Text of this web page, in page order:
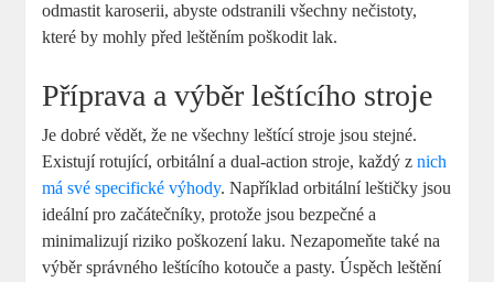
odmastit karoserii,​ abyste ​odstranili‌ všechny nečistoty,
⁢které ⁤by mohly před leštěním poškodit lak.
Příprava a výběr ⁣leštícího stroje
Je dobré vědět, že ne všechny leštící stroje ​jsou ‌stejné.
Existují rotující, orbitální a dual-action stroje,⁣ každý‍ znich
má své specifické výhody. Například orbitální leštičky jsou
ideální‍ pro začátečníky, protože jsou bezpečné a
minimalizují riziko poškození laku. Nezapomeňte také ‍na
výběr správného ​leštícího kotouče a pasty. Úspěch leštění